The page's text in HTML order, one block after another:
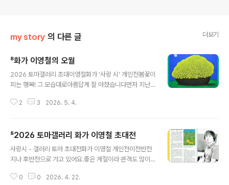
my story 의 다른 글 더보기
⁸화가 이영철의 오월
2026 토마갤러리 초대이영철화가 '사랑 시' 개인전봄꽃이
피는 행복! 그 모습대로아름답게 잘 마쳤습니다먼저 지난
는 죄송한 마음담아 전시 종료 소식 전해드립니다봄이라서
경주그리고 대구 각 지역에서남녀노소 한국인, 외국인전시
기간 참 많은 분들이다녀가셨습니다작품을 소장해주신 분
들화분과 선물을 내어주신 분들작품을 보며 행복해하신 분
로거님들바쁜 일정에도 찾아주신 분들과이렇게 소중한 전
2 3 2026. 5. 4.
⁸2026 토마갤러리 화가 이영철 초대전
사랑시 - 갤러리 토마 초대전화가 이영철 개인전이전반전
지나 후반전으로 가고 있어요.좋은 계절이라 관객도 많이
매일신문 전창훈기자님과블로거님들께 감사드립니다!이번
0 0 2026. 4. 22.